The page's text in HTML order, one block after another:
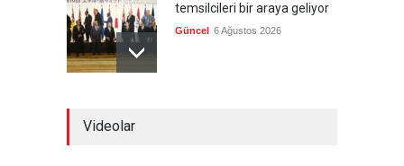
temsilcileri bir araya geliyor
Güncel 6 Ağustos 2026
Videolar